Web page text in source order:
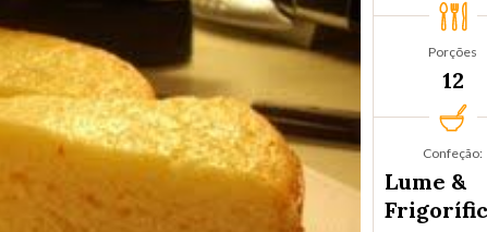
Porções
12
Confeção:
Lume &